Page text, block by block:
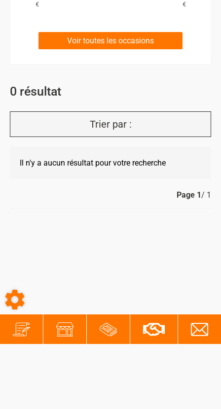
€ €
Voir toutes les occasions
0 résultat
Trier par :
Il n'y a aucun résultat pour votre recherche
Page 1/ 1